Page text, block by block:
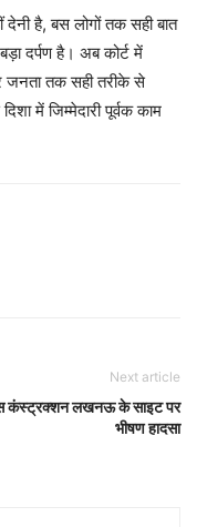
देनी है, बस लोगों तक सही बात
दर्पण है। अब कोर्ट में
जनता तक सही तरीके से
में जिम्मेदारी पूर्वक काम
Next article
कंस्ट्रक्शन लखनऊ के साइट पर
भीषण हादसा